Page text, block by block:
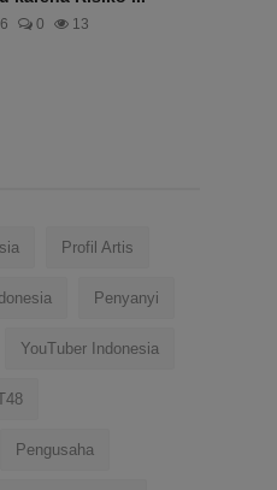
0 13
Profil Artis
Penyanyi
YouTuber Indonesia
Pengusaha